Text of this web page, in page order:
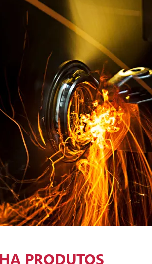
PRODUTOS